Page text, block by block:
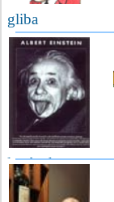
gliba
lambada